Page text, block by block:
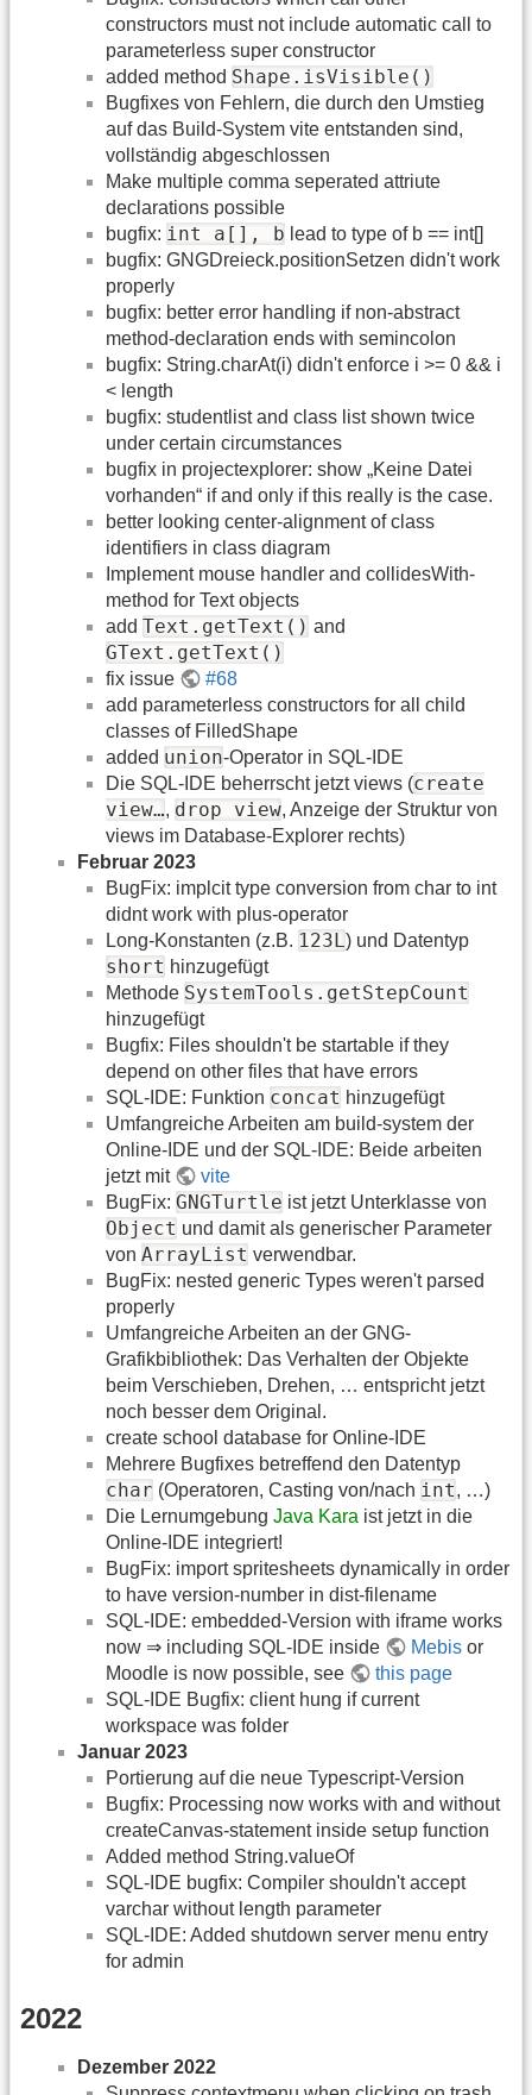
constructors must not include automatic call to
parameterless super constructor
added method Shape.isVisible()
Bugfixes von Fehlern, die durch den Umstieg
auf das Build-System vite entstanden sind,
vollständig abgeschlossen
Make multiple comma seperated attriute
declarations possible
bugfix: int a[], b lead to type of b == int[]
bugfix: GNGDreieck.positionSetzen didn't work
properly
bugfix: better error handling if non-abstract
method-declaration ends with semincolon
bugfix: String.charAt(i) didn't enforce i >= 0 && i
< length
bugfix: studentlist and class list shown twice
under certain circumstances
bugfix in projectexplorer: show „Keine Datei
vorhanden“ if and only if this really is the case.
better looking center-alignment of class
identifiers in class diagram
Implement mouse handler and collidesWith-
method for Text objects
add Text.getText() and
GText.getText()
fix issue
#68
add parameterless constructors for all child
classes of FilledShape
added union-Operator in SQL-IDE
Die SQL-IDE beherrscht jetzt views (create
view…, drop view, Anzeige der Struktur von
views im Database-Explorer rechts)
Februar 2023
BugFix: implcit type conversion from char to int
didnt work with plus-operator
Long-Konstanten (z.B. 123L) und Datentyp
short hinzugefügt
Methode SystemTools.getStepCount
hinzugefügt
Bugfix: Files shouldn't be startable if they
depend on other files that have errors
SQL-IDE: Funktion concat hinzugefügt
Umfangreiche Arbeiten am build-system der
Online-IDE und der SQL-IDE: Beide arbeiten
jetzt mit
vite
BugFix: GNGTurtle ist jetzt Unterklasse von
Object und damit als generischer Parameter
von ArrayList verwendbar.
BugFix: nested generic Types weren't parsed
properly
Umfangreiche Arbeiten an der GNG-
Grafikbibliothek: Das Verhalten der Objekte
beim Verschieben, Drehen, … entspricht jetzt
noch besser dem Original.
create school database for Online-IDE
Mehrere Bugfixes betreffend den Datentyp
char (Operatoren, Casting von/nach int, …)
Die Lernumgebung Java Kara ist jetzt in die
Online-IDE integriert!
BugFix: import spritesheets dynamically in order
to have version-number in dist-filename
SQL-IDE: embedded-Version with iframe works
now ⇒ including SQL-IDE inside
Mebis or
Moodle is now possible, see
this page
SQL-IDE Bugfix: client hung if current
workspace was folder
Januar 2023
Portierung auf die neue Typescript-Version
Bugfix: Processing now works with and without
createCanvas-statement inside setup function
Added method String.valueOf
SQL-IDE bugfix: Compiler shouldn't accept
varchar without length parameter
SQL-IDE: Added shutdown server menu entry
for admin
2022
Dezember 2022